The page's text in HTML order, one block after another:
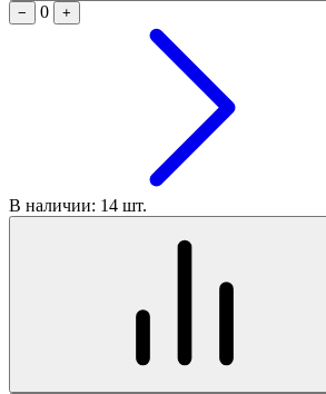
−
0 +
В наличии: 14 шт.